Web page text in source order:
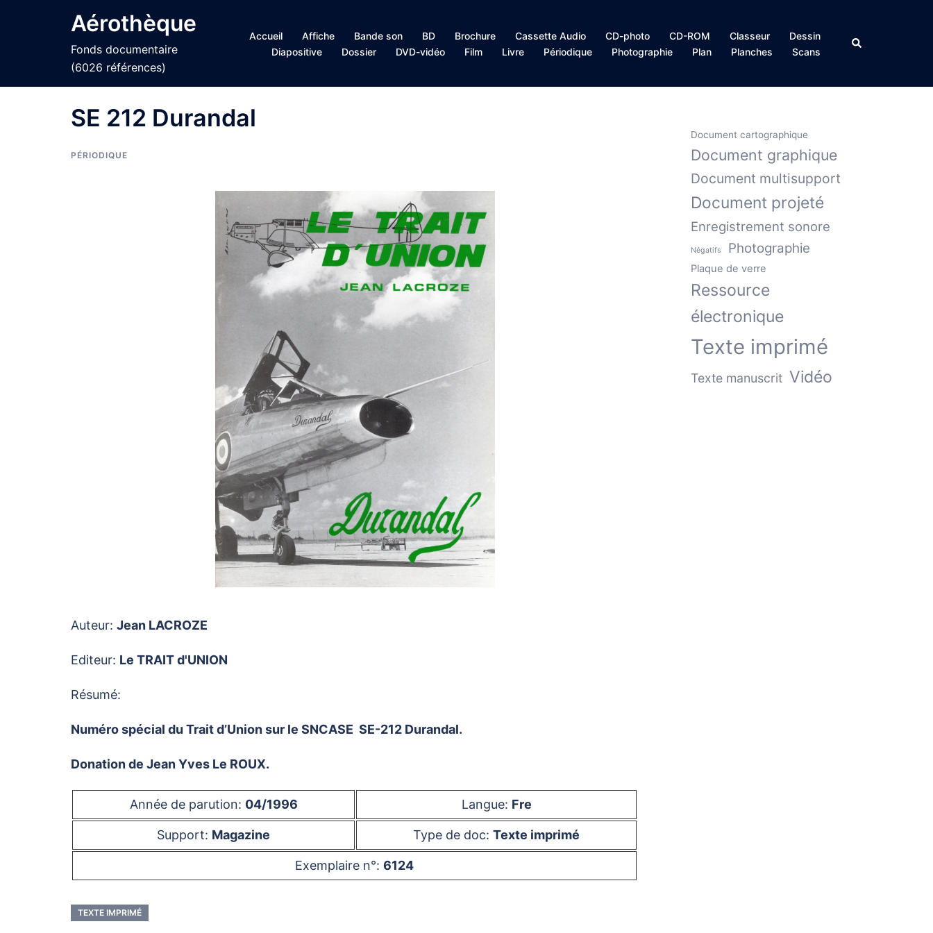
Aérothèque
Fonds documentaire
(6026 références)
Accueil Affiche Bande son BD Brochure Cassette Audio CD-photo CD-ROM Classeur
Dessin
Diapositive
Dossier DVD-vidéo Film Livre Périodique Photographie Plan Planches Scans
Rechercher
SE 212 Durandal
PÉRIODIQUE
Auteur: Jean LACROZE
Editeur: Le TRAIT d'UNION
Résumé:
Numéro spécial du Trait d’Union sur le SNCASE SE-212 Durandal.
Donation de Jean Yves Le ROUX.
Année de parution: 04/1996 Langue: Fre
Support: Magazine Type de doc: Texte imprimé
Exemplaire n°: 6124
TEXTE IMPRIMÉ
Document cartographique
Document graphique
Document multisupport
Document projeté
Enregistrement sonore
Négatifs Photographie
Plaque de verre
Ressource
électronique
Texte imprimé
Texte manuscrit Vidéo